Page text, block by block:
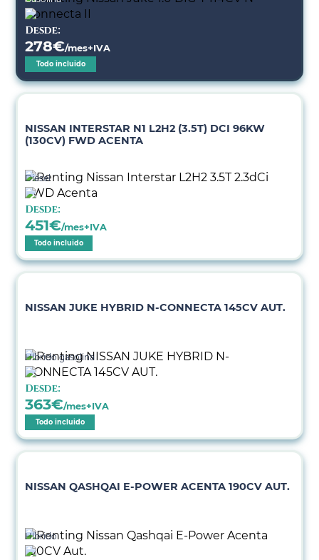
Desde:
278€/mes+IVA
Todo incluido
NISSAN INTERSTAR N1 L2H2 (3.5T) DCI 96KW
(130CV) FWD ACENTA
Diésel
Desde:
451€/mes+IVA
Todo incluido
NISSAN JUKE HYBRID N-CONNECTA 145CV AUT.
Híbrido gasolina
Desde:
363€/mes+IVA
Todo incluido
NISSAN QASHQAI E-POWER ACENTA 190CV AUT.
Híbrido